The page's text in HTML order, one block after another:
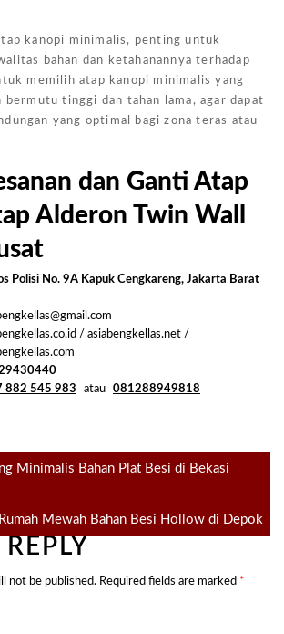
kanopi minimalis, penting untuk
bahan dan ketahanannya terhadap
memilih atap kanopi minimalis yang
bermutu tinggi dan tahan lama, agar dapat
yang optimal bagi zona teras atau
dan Ganti Atap
Alderon Twin Wall
Polisi No. 9A Kapuk Cengkareng, Jakarta Barat
/ asiabengkellas.net /
882 545 983 atau 081288949818
Minimalis Bahan Plat Besi di Bekasi
Mewah Bahan Besi Hollow di Depok
not be published. Required fields are marked *